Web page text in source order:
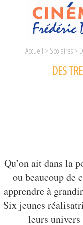
Ecoles
Accueil > Scolaires>
DES
Qu’on ait dans la
ou beaucoup de
apprendre à
Six jeunes
leurs